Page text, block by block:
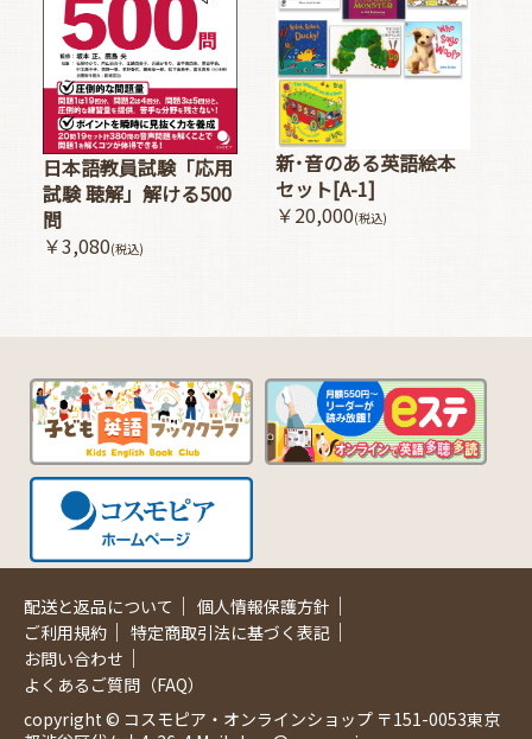
日本語教員試験「応用
試験 聴解」解ける500
問
￥3,080(税込)
新･音のある英語絵本
セット[A-1]
￥20,000(税込)
配送と返品について ｜ 個人情報保護方針 ｜
ご利用規約 ｜ 特定商取引法に基づく表記 ｜
お問い合わせ ｜
よくあるご質問（FAQ）
copyright © コスモピア・オンラインショップ 〒151-0053東京